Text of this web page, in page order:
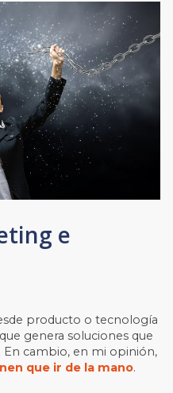
e
producto o tecnología
genera soluciones que
cambio, en mi opinión,
que ir de la mano.